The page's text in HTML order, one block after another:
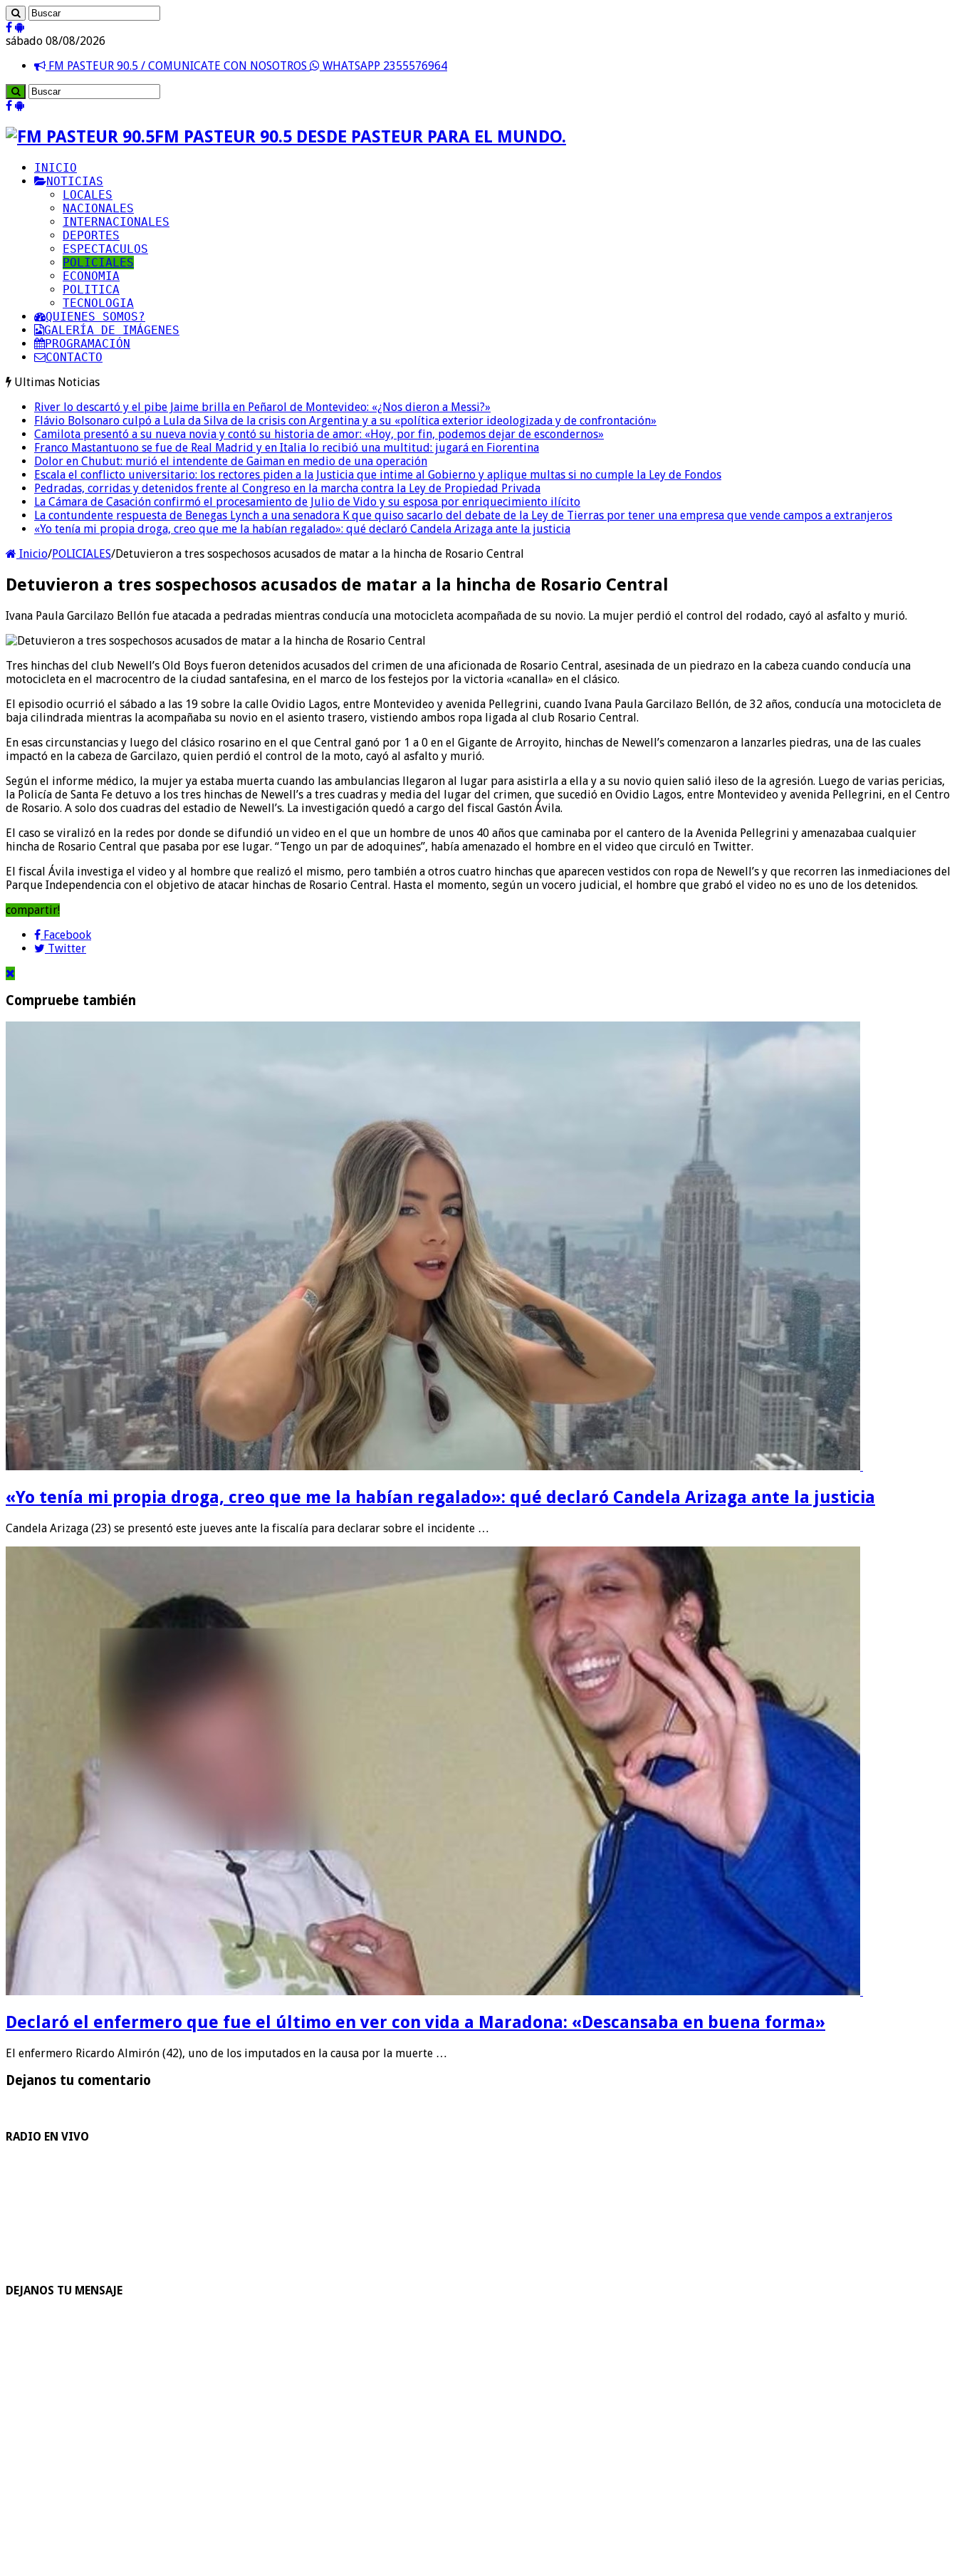
sábado 08/08/2026
FM PASTEUR 90.5 / COMUNICATE CON NOSOTROS
WHATSAPP 2355576964
FM PASTEUR 90.5 DESDE PASTEUR PARA EL MUNDO.
INICIO
NOTICIAS
LOCALES
NACIONALES
INTERNACIONALES
DEPORTES
ESPECTACULOS
POLICIALES
ECONOMIA
POLITICA
TECNOLOGIA
QUIENES SOMOS?
GALERÍA DE IMÁGENES
PROGRAMACIÓN
CONTACTO
Ultimas Noticias
River lo descartó y el pibe Jaime brilla en Peñarol de Montevideo: «¿Nos dieron a Messi?»
Flávio Bolsonaro culpó a Lula da Silva de la crisis con Argentina y a su «política exterior ideologizada y de confrontación»
Camilota presentó a su nueva novia y contó su historia de amor: «Hoy, por fin, podemos dejar de escondernos»
Franco Mastantuono se fue de Real Madrid y en Italia lo recibió una multitud: jugará en Fiorentina
Dolor en Chubut: murió el intendente de Gaiman en medio de una operación
Escala el conflicto universitario: los rectores piden a la Justicia que intime al Gobierno y aplique multas si no cumple la Ley de Fondos
Pedradas, corridas y detenidos frente al Congreso en la marcha contra la Ley de Propiedad Privada
La Cámara de Casación confirmó el procesamiento de Julio de Vido y su esposa por enriquecimiento ilícito
La contundente respuesta de Benegas Lynch a una senadora K que quiso sacarlo del debate de la Ley de Tierras por tener una empresa que vende campos a extranjeros
«Yo tenía mi propia droga, creo que me la habían regalado»: qué declaró Candela Arizaga ante la justicia
Inicio/POLICIALES/Detuvieron a tres sospechosos acusados de matar a la hincha de Rosario Central
Detuvieron a tres sospechosos acusados de matar a la hincha de Rosario Central
Ivana Paula Garcilazo Bellón fue atacada a pedradas mientras conducía una motocicleta acompañada de su novio. La mujer perdió el control del rodado, cayó al asfalto y murió.
Tres hinchas del club Newell’s Old Boys fueron detenidos acusados del crimen de una aficionada de Rosario Central, asesinada de un piedrazo en la cabeza cuando conducía una
motocicleta en el macrocentro de la ciudad santafesina, en el marco de los festejos por la victoria «canalla» en el clásico.
El episodio ocurrió el sábado a las 19 sobre la calle Ovidio Lagos, entre Montevideo y avenida Pellegrini, cuando Ivana Paula Garcilazo Bellón, de 32 años, conducía una motocicleta de
baja cilindrada mientras la acompañaba su novio en el asiento trasero, vistiendo ambos ropa ligada al club Rosario Central.
En esas circunstancias y luego del clásico rosarino en el que Central ganó por 1 a 0 en el Gigante de Arroyito, hinchas de Newell’s comenzaron a lanzarles piedras, una de las cuales
impactó en la cabeza de Garcilazo, quien perdió el control de la moto, cayó al asfalto y murió.
Según el informe médico, la mujer ya estaba muerta cuando las ambulancias llegaron al lugar para asistirla a ella y a su novio quien salió ileso de la agresión. Luego de varias pericias,
la Policía de Santa Fe detuvo a los tres hinchas de Newell’s a tres cuadras y media del lugar del crimen, que sucedió en Ovidio Lagos, entre Montevideo y avenida Pellegrini, en el Centro
de Rosario. A solo dos cuadras del estadio de Newell’s. La investigación quedó a cargo del fiscal Gastón Ávila.
El caso se viralizó en la redes por donde se difundió un video en el que un hombre de unos 40 años que caminaba por el cantero de la Avenida Pellegrini y amenazabaa cualquier
hincha de Rosario Central que pasaba por ese lugar. “Tengo un par de adoquines”, había amenazado el hombre en el video que circuló en Twitter.
El fiscal Ávila investiga el video y al hombre que realizó el mismo, pero también a otros cuatro hinchas que aparecen vestidos con ropa de Newell’s y que recorren las inmediaciones del
Parque Independencia con el objetivo de atacar hinchas de Rosario Central. Hasta el momento, según un vocero judicial, el hombre que grabó el video no es uno de los detenidos.
compartir!
Facebook
Twitter
Compruebe también
«Yo tenía mi propia droga, creo que me la habían regalado»: qué declaró Candela Arizaga ante la justicia
Candela Arizaga (23) se presentó este jueves ante la fiscalía para declarar sobre el incidente …
Declaró el enfermero que fue el último en ver con vida a Maradona: «Descansaba en buena forma»
El enfermero Ricardo Almirón (42), uno de los imputados en la causa por la muerte …
Dejanos tu comentario
RADIO EN VIVO
DEJANOS TU MENSAJE